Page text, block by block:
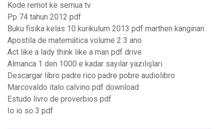
Kode remot ke semua tv
Pp 74 tahun 2012 pdf
Buku fisika kelas 10 kurikulum 2013 pdf marthen kanginan
Apostila de matemática volume 2 3 ano
Act like a lady think like a man pdf drive
Almanca 1 den 1000 e kadar sayılar yazılışları
Descargar libro padre rico padre pobre audiolibro
Marcovaldo italo calvino pdf download
Estudo livro de proverbios pdf
Io io so 3 pdf